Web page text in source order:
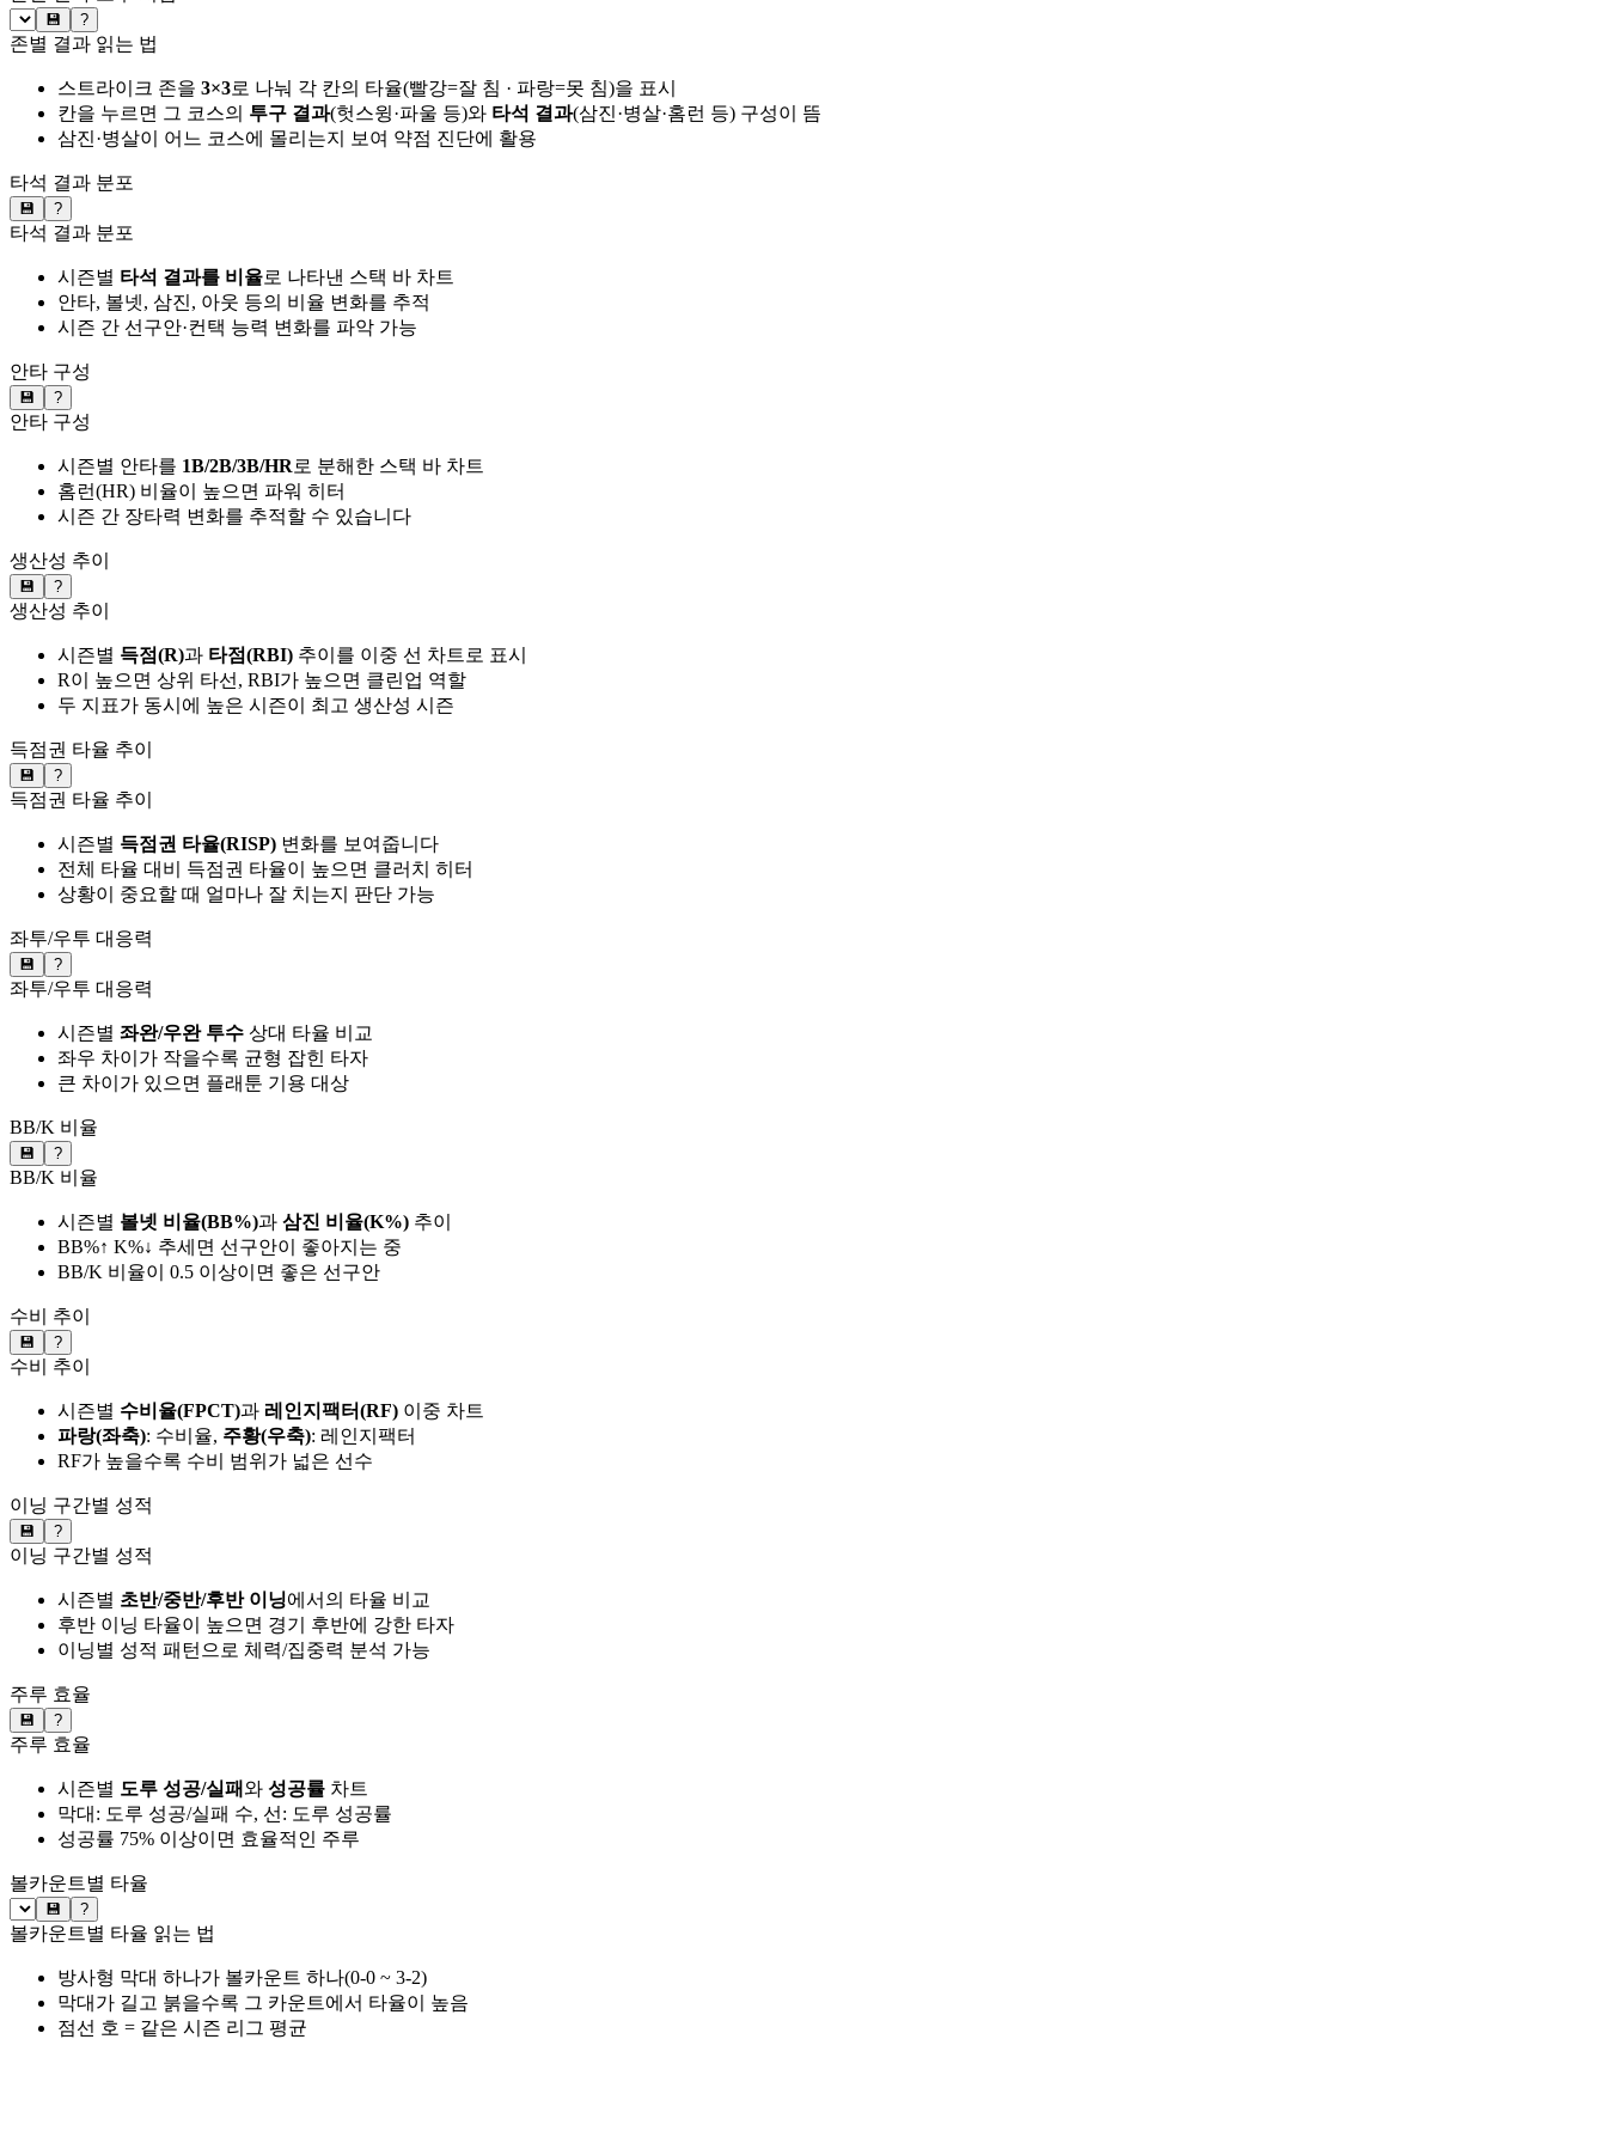
💾 ?
존별 결과 읽는 법
스트라이크 존을 3×3로 나눠 각 칸의 타율(빨강=잘 침 · 파랑=못 침)을 표시
칸을 누르면 그 코스의 투구 결과(헛스윙·파울 등)와 타석 결과(삼진·병살·홈런 등) 구성이 뜸
삼진·병살이 어느 코스에 몰리는지 보여 약점 진단에 활용
타석 결과 분포
💾 ?
타석 결과 분포
시즌별 타석 결과를 비율로 나타낸 스택 바 차트
안타, 볼넷, 삼진, 아웃 등의 비율 변화를 추적
시즌 간 선구안·컨택 능력 변화를 파악 가능
안타 구성
💾 ?
안타 구성
시즌별 안타를 1B/2B/3B/HR로 분해한 스택 바 차트
홈런(HR) 비율이 높으면 파워 히터
시즌 간 장타력 변화를 추적할 수 있습니다
생산성 추이
💾 ?
생산성 추이
시즌별 득점(R)과 타점(RBI) 추이를 이중 선 차트로 표시
R이 높으면 상위 타선, RBI가 높으면 클린업 역할
두 지표가 동시에 높은 시즌이 최고 생산성 시즌
득점권 타율 추이
💾 ?
득점권 타율 추이
시즌별 득점권 타율(RISP) 변화를 보여줍니다
전체 타율 대비 득점권 타율이 높으면 클러치 히터
상황이 중요할 때 얼마나 잘 치는지 판단 가능
좌투/우투 대응력
💾 ?
좌투/우투 대응력
시즌별 좌완/우완 투수 상대 타율 비교
좌우 차이가 작을수록 균형 잡힌 타자
큰 차이가 있으면 플래툰 기용 대상
BB/K 비율
💾 ?
BB/K 비율
시즌별 볼넷 비율(BB%)과 삼진 비율(K%) 추이
BB%↑ K%↓ 추세면 선구안이 좋아지는 중
BB/K 비율이 0.5 이상이면 좋은 선구안
수비 추이
💾 ?
수비 추이
시즌별 수비율(FPCT)과 레인지팩터(RF) 이중 차트
파랑(좌축): 수비율, 주황(우축): 레인지팩터
RF가 높을수록 수비 범위가 넓은 선수
이닝 구간별 성적
💾 ?
이닝 구간별 성적
시즌별 초반/중반/후반 이닝에서의 타율 비교
후반 이닝 타율이 높으면 경기 후반에 강한 타자
이닝별 성적 패턴으로 체력/집중력 분석 가능
주루 효율
💾 ?
주루 효율
시즌별 도루 성공/실패와 성공률 차트
막대: 도루 성공/실패 수, 선: 도루 성공률
성공률 75% 이상이면 효율적인 주루
볼카운트별 타율
💾 ?
볼카운트별 타율 읽는 법
방사형 막대 하나가 볼카운트 하나(0-0 ~ 3-2)
막대가 길고 붉을수록 그 카운트에서 타율이 높음
점선 호 = 같은 시즌 리그 평균